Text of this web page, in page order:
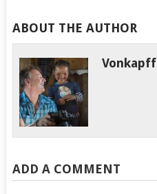
ABOUT THE AUTHOR
Vonkapff
ADD A COMMENT